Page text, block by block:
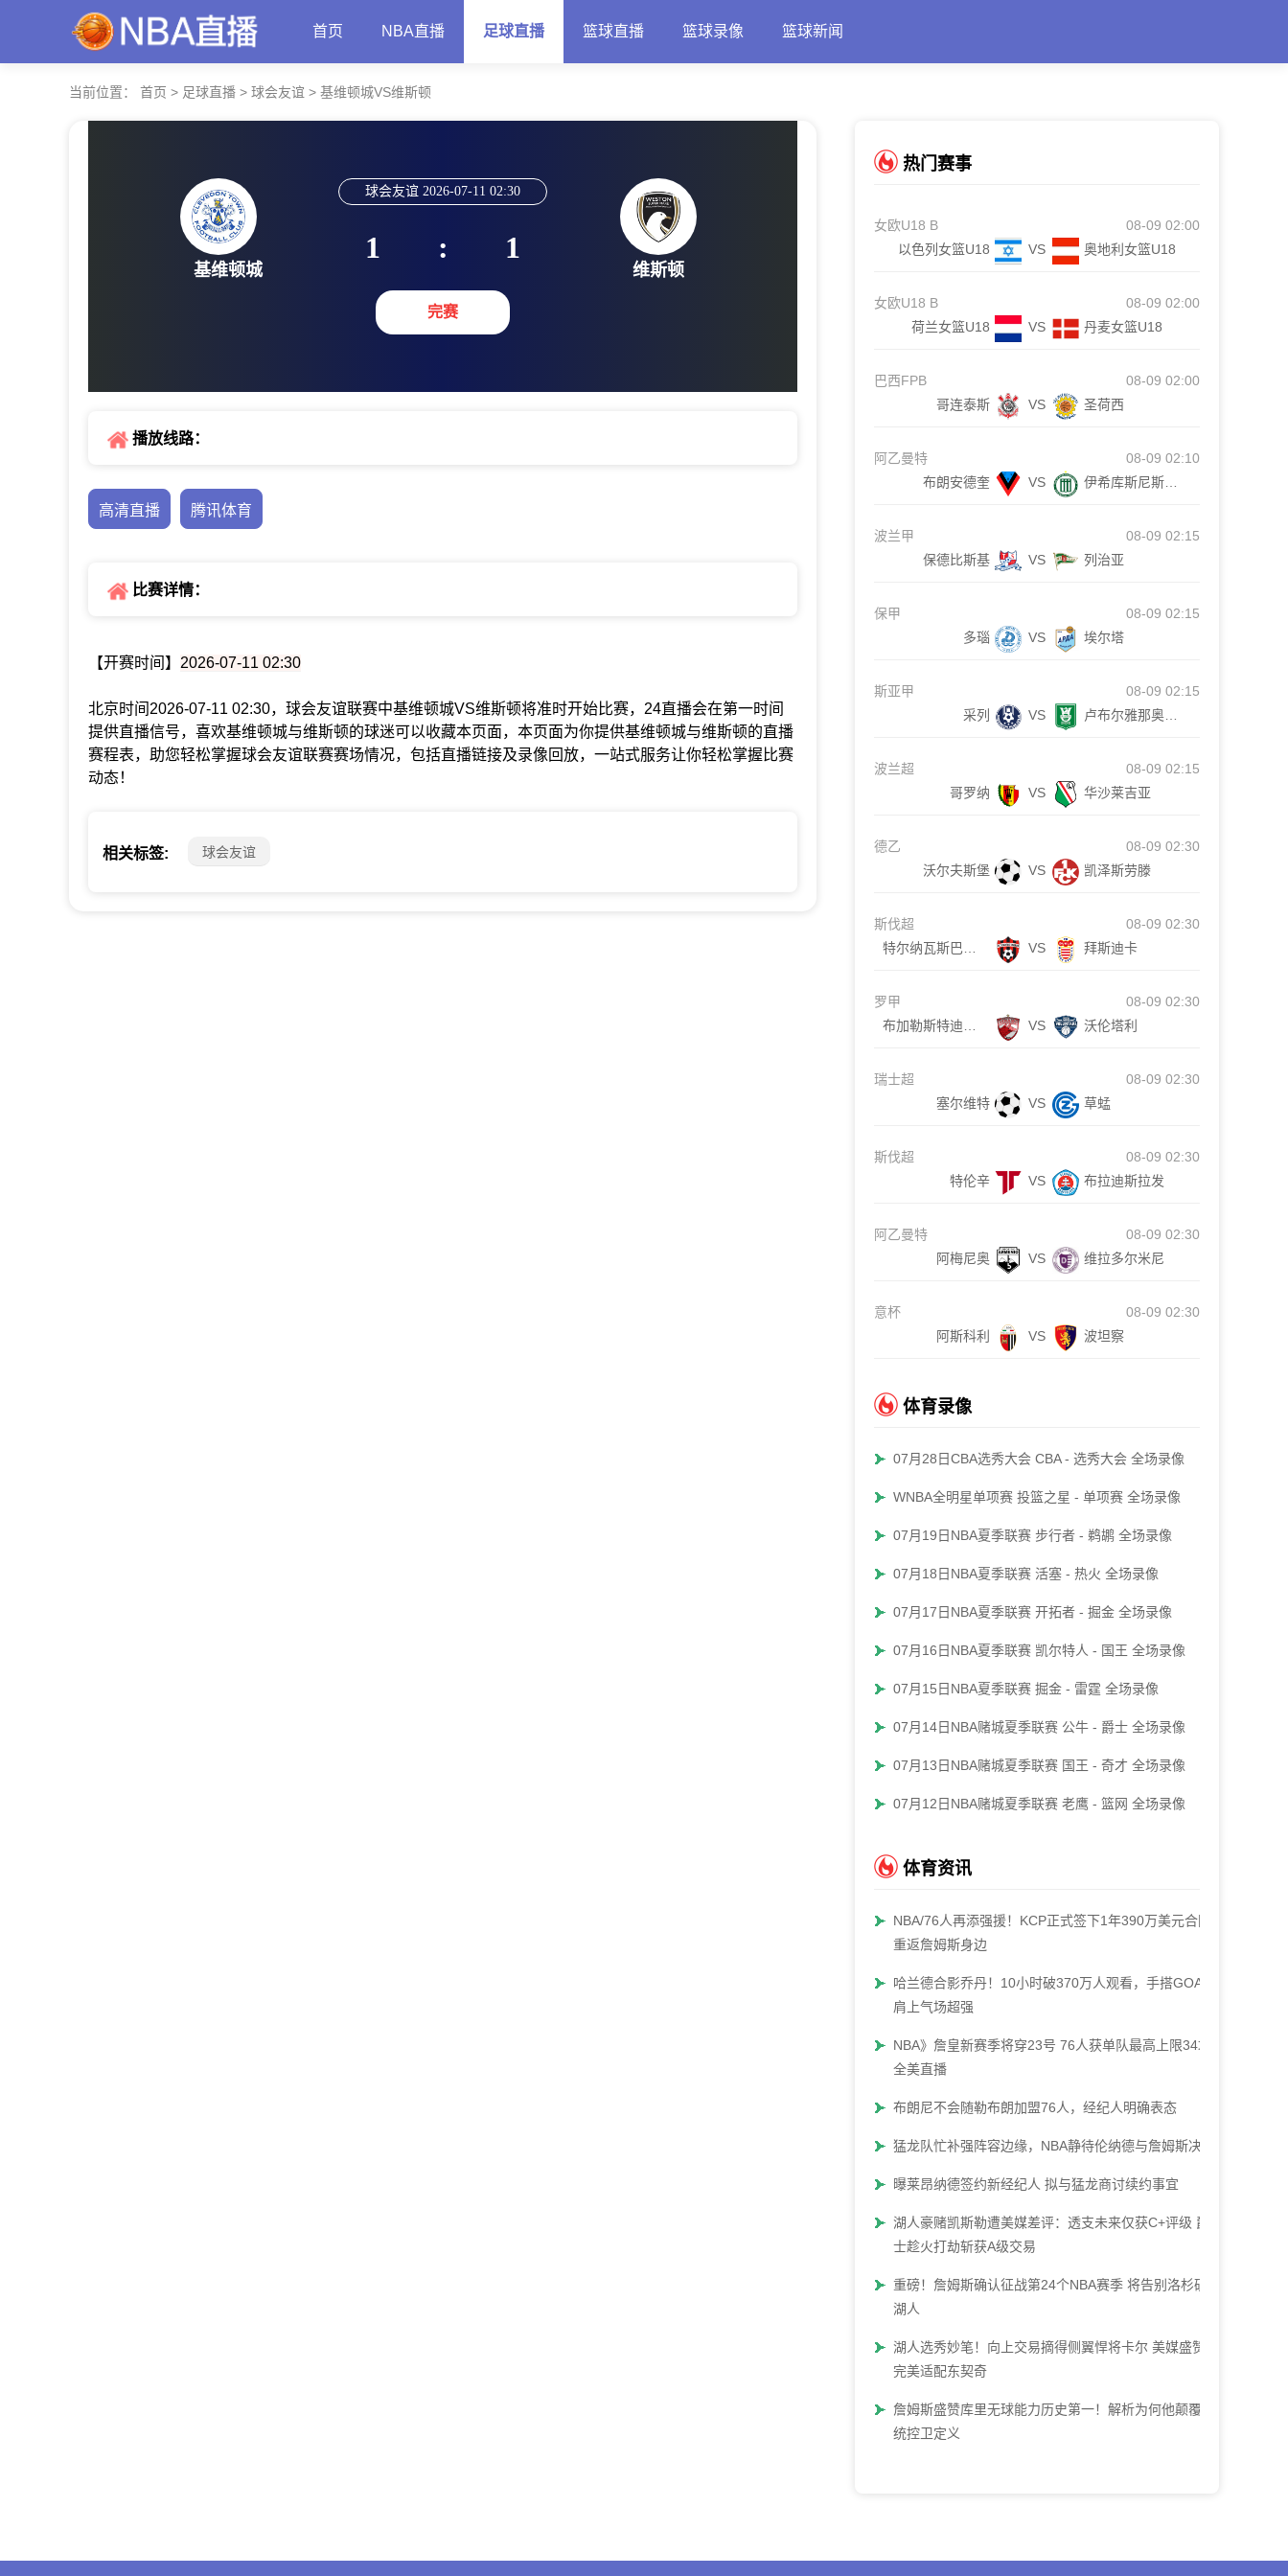
首页 NBA直播 足球直播 篮球直播 篮球录像 篮球新闻
当前位置： 首页 > 足球直播 > 球会友谊 > 基维顿城VS维斯顿
基维顿城
球会友谊 2026-07-11 02:30
1 : 1
完赛
维斯顿
播放线路：
高清直播 腾讯体育
比赛详情：
【开赛时间】 2026-07-11 02:30
北京时间2026-07-11 02:30，球会友谊联赛中基维顿城VS维斯顿将准时开始比赛，24直播会在第一时间
提供直播信号，喜欢基维顿城与维斯顿的球迷可以收藏本页面，本页面为你提供基维顿城与维斯顿的直播
赛程表，助您轻松掌握球会友谊联赛赛场情况，包括直播链接及录像回放，一站式服务让你轻松掌握比赛
动态！
相关标签: 球会友谊
热门赛事
女欧U18 B
08-09 02:00
以色列女篮U18
VS 奥地利女篮U18
女欧U18 B
08-09 02:00
荷兰女篮U18
VS 丹麦女篮U18
巴西FPB
08-09 02:00
哥连泰斯
VS 圣荷西
阿乙曼特
08-09 02:10
布朗安德奎
VS
波兰甲
08-09 02:15
保德比斯基
VS 列治亚
保甲
08-09 02:15
多瑙
VS 埃尔塔
斯亚甲
08-09 02:15
采列
VS
波兰超
08-09 02:15
哥罗纳
VS 华沙莱吉亚
德乙
08-09 02:30
沃尔夫斯堡
VS 凯泽斯劳滕
斯伐超
08-09 02:30
VS 拜斯迪卡
罗甲
08-09 02:30
VS 沃伦塔利
瑞士超
08-09 02:30
塞尔维特
VS 草蜢
斯伐超
08-09 02:30
特伦辛
VS 布拉迪斯拉发
阿乙曼特
08-09 02:30
阿梅尼奥
VS 维拉多尔米尼
意杯
08-09 02:30
阿斯科利
VS 波坦察
体育录像
07月28日CBA选秀大会 CBA - 选秀大会 全场录像
WNBA全明星单项赛 投篮之星 - 单项赛 全场录像
07月19日NBA夏季联赛 步行者 - 鹈鹕 全场录像
07月18日NBA夏季联赛 活塞 - 热火 全场录像
07月17日NBA夏季联赛 开拓者 - 掘金 全场录像
07月16日NBA夏季联赛 凯尔特人 - 国王 全场录像
07月15日NBA夏季联赛 掘金 - 雷霆 全场录像
07月14日NBA赌城夏季联赛 公牛 - 爵士 全场录像
07月13日NBA赌城夏季联赛 国王 - 奇才 全场录像
07月12日NBA赌城夏季联赛 老鹰 - 篮网 全场录像
体育资讯
NBA/76人再添强援！KCP正式签下1年390万美元合同
重返詹姆斯身边
哈兰德合影乔丹！10小时破370万人观看，手搭GOAT
肩上气场超强
NBA》詹皇新赛季将穿23号 76人获单队最高上限34场
全美直播
布朗尼不会随勒布朗加盟76人，经纪人明确表态
猛龙队忙补强阵容边缘，NBA静待伦纳德与詹姆斯决定
曝莱昂纳德签约新经纪人 拟与猛龙商讨续约事宜
湖人豪赌凯斯勒遭美媒差评：透支未来仅获C+评级 爵
士趁火打劫斩获A级交易
重磅！詹姆斯确认征战第24个NBA赛季 将告别洛杉矶
湖人
湖人选秀妙笔！向上交易摘得侧翼悍将卡尔 美媒盛赞：
完美适配东契奇
詹姆斯盛赞库里无球能力历史第一！解析为何他颠覆传
统控卫定义